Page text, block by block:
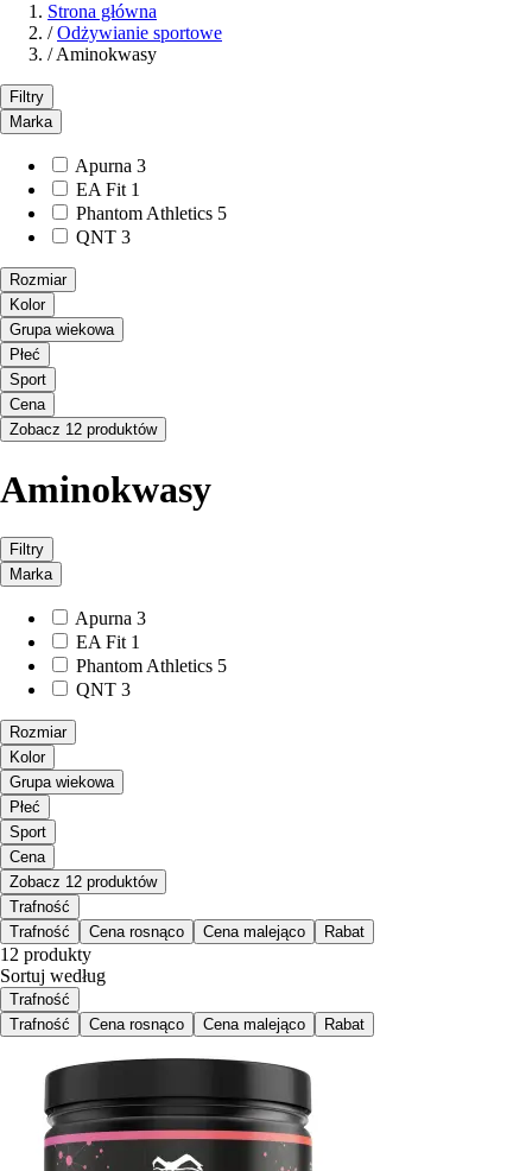
Strona główna
/ Odżywianie sportowe
/Aminokwasy
Filtry
Marka
Apurna 3
EA Fit 1
Phantom Athletics 5
QNT 3
Rozmiar
Kolor
Grupa wiekowa
Płeć
Sport
Cena
Zobacz 12 produktów
Aminokwasy
Filtry
Marka
Apurna 3
EA Fit 1
Phantom Athletics 5
QNT 3
Rozmiar
Kolor
Grupa wiekowa
Płeć
Sport
Cena
Zobacz 12 produktów
Trafność
Trafność
Cena rosnąco Cena malejąco Rabat
12 produkty
Sortuj według
Trafność
Trafność
Cena rosnąco Cena malejąco Rabat